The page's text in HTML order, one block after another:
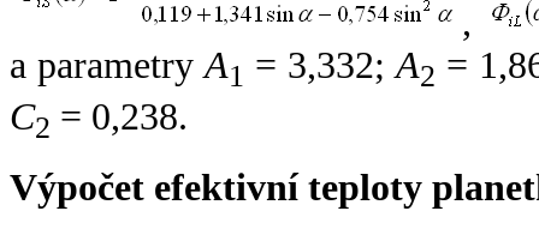
,
a parametryA1 = 3,332;A2 =
C2 = 0,238.
Výpočet efektivní teploty